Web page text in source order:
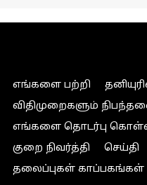
எங்களை பற்றி
விதிமுறைகளும்
எங்களை தொடர்பு
குறை நிவர்த்தி
செய்தி
தலைப்புகள் காப்பகங்கள்